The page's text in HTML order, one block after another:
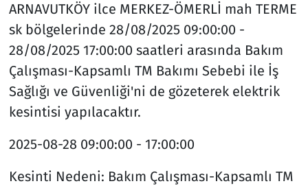
ARNAVUTKÖY ilce MERKEZ-ÖMERLİ mah TERME
sk bölgelerinde 28/08/2025 09:00:00 -
28/08/2025 17:00:00 saatleri arasında Bakım
Çalışması-Kapsamlı TM Bakımı Sebebi ile İş
Sağlığı ve Güvenliği'ni de gözeterek elektrik
kesintisi yapılacaktır.
2025-08-28 09:00:00 - 17:00:00
Kesinti Nedeni: Bakım Çalışması-Kapsamlı TM